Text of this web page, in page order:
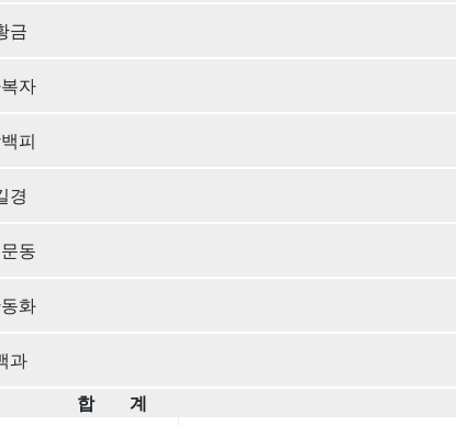
금
자
피
경
동
화
과
합 계